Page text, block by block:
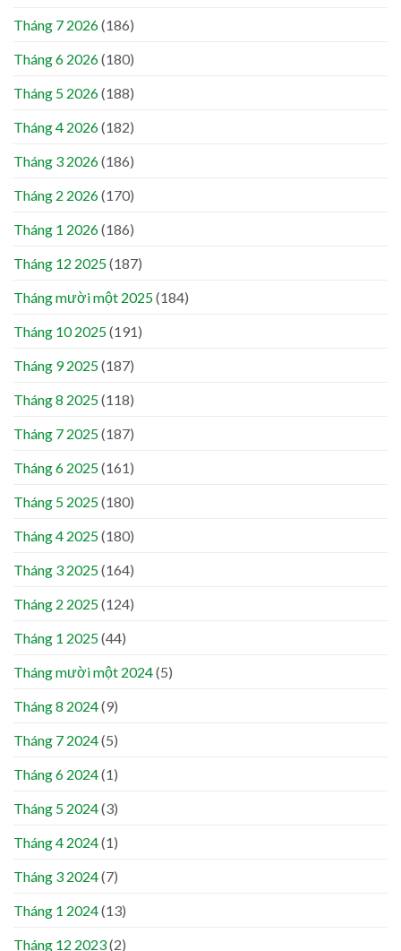
Tháng 7 2026(186)
Tháng 6 2026(180)
Tháng 5 2026(188)
Tháng 4 2026(182)
Tháng 3 2026(186)
Tháng 2 2026(170)
Tháng 1 2026(186)
Tháng 12 2025(187)
Tháng mười một 2025(184)
Tháng 10 2025(191)
Tháng 9 2025(187)
Tháng 8 2025(118)
Tháng 7 2025(187)
Tháng 6 2025(161)
Tháng 5 2025(180)
Tháng 4 2025(180)
Tháng 3 2025(164)
Tháng 2 2025(124)
Tháng 1 2025(44)
Tháng mười một 2024(5)
Tháng 8 2024(9)
Tháng 7 2024(5)
Tháng 6 2024(1)
Tháng 5 2024(3)
Tháng 4 2024(1)
Tháng 3 2024(7)
Tháng 1 2024(13)
Tháng 12 2023(2)